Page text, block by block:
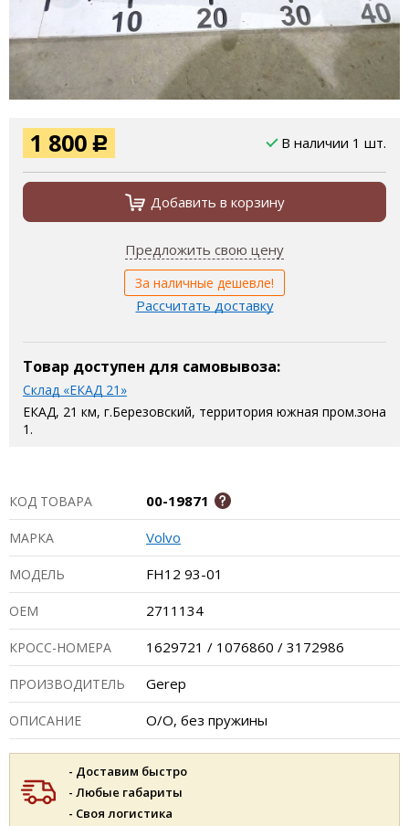
1 800 Р В наличии 1 шт.
Добавить в корзину
Предложить свою цену
За наличные дешевле!
Рассчитать доставку
Товар доступен для самовывоза:
Склад «ЕКАД 21»
ЕКАД, 21 км, г.Березовский, территория южная пром.зона
1.
КОД ТОВАРА 00-19871
МАРКА Volvo
МОДЕЛЬ FH12 93-01
ОЕМ 2711134
КРОСС-НОМЕРА 1629721 / 1076860 / 3172986
ПРОИЗВОДИТЕЛЬ Gerep
ОПИСАНИЕ О/О, без пружины
- Доставим быстро
- Любые габариты
- Своя логистика